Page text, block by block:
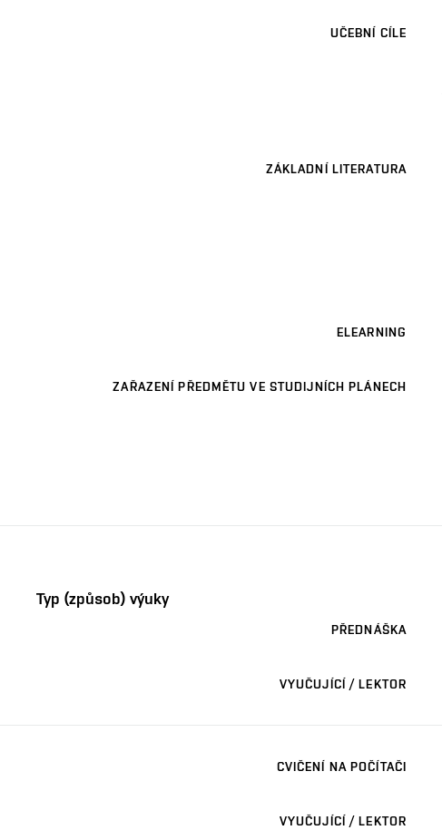
UČEBNÍ CÍLE
ZÁKLADNÍ LITERATURA
ELEARNING
ZAŘAZENÍ PŘEDMĚTU VE STUDIJNÍCH PLÁNECH
Typ (způsob) výuky
PŘEDNÁŠKA
VYUČUJÍCÍ / LEKTOR
CVIČENÍ NA POČÍTAČI
VYUČUJÍCÍ / LEKTOR